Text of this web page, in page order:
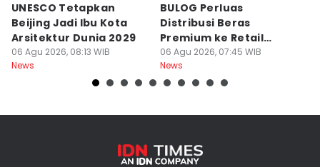
UNESCO Tetapkan
Beijing Jadi Ibu Kota
Arsitektur Dunia 2029
06 Agu 2026, 08:13 WIB
News
BULOG Perluas
Distribusi Beras
Premium ke Retail
Modern, Pasokan Aman
06 Agu 2026, 07:45 WIB
News